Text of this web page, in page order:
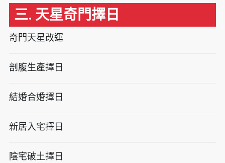
三. 天星奇門擇日
奇門天星改運
剖腹生產擇日
結婚合婚擇日
新居入宅擇日
陰宅破土擇日